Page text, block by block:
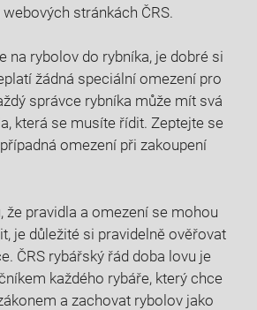
⁣stránkách ČRS.
na rybolov do rybníka,​ je dobré si⁣
žádná‍ speciální omezení pro‌
správce rybníka může mít svá
která se musíte ​řídit. Zeptejte⁢ se
omezení při zakoupení
že pravidla​ a omezení‍ se mohou
‍je důležité ⁢si pravidelně ověřovat
ČRS rybářský řád doba‌ lovu je
⁢každého rybáře, který ⁣chce
a zachovat ‌rybolov ‌jako⁢